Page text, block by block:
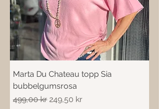
Marta Du Chateau topp Sia
bubbelgumsrosa
Ordinarie pris
499,00 kr Reapris
249,50 kr